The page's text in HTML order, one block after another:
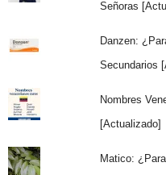
Señoras
Danzen:
Secundarios
Nombres
[Actualizado]
Matico: